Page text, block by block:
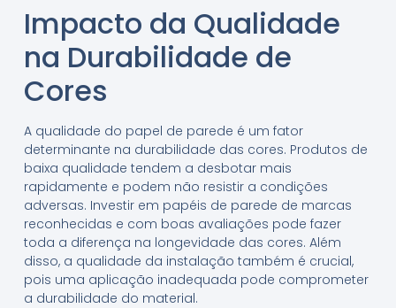
Impacto da Qualidade
na Durabilidade de
Cores
A qualidade do papel de parede é um fator
determinante na durabilidade das cores. Produtos de
baixa qualidade tendem a desbotar mais
rapidamente e podem não resistir a condições
adversas. Investir em papéis de parede de marcas
reconhecidas e com boas avaliações pode fazer
toda a diferença na longevidade das cores. Além
disso, a qualidade da instalação também é crucial,
pois uma aplicação inadequada pode comprometer
a durabilidade do material.